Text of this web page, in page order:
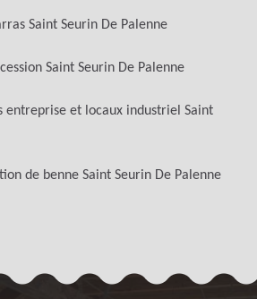
Saint Seurin De Palenne
Saint Seurin De Palenne
entreprise et locaux industriel Saint
de benne Saint Seurin De Palenne